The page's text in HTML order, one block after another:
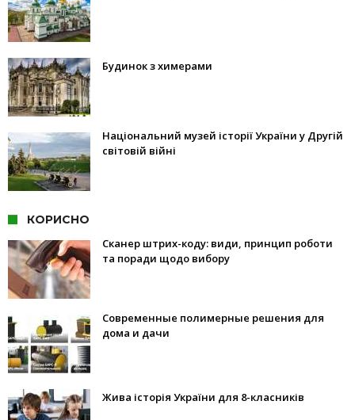
Будинок з химерами
Національний музей історії України у Другій
світовій війні
КОРИСНО
Сканер штрих-коду: види, принцип роботи
та поради щодо вибору
Современные полимерные решения для
дома и дачи
Жива історія України для 8-класників